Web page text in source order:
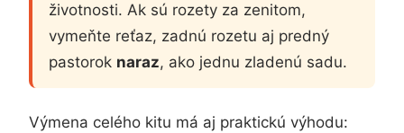
životnosti. Ak sú rozety za zenitom,
vymeňte reťaz, zadnú rozetu aj predný
pastorok naraz, ako jednu zladenú sadu.
Výmena celého kitu má aj praktickú výhodu: